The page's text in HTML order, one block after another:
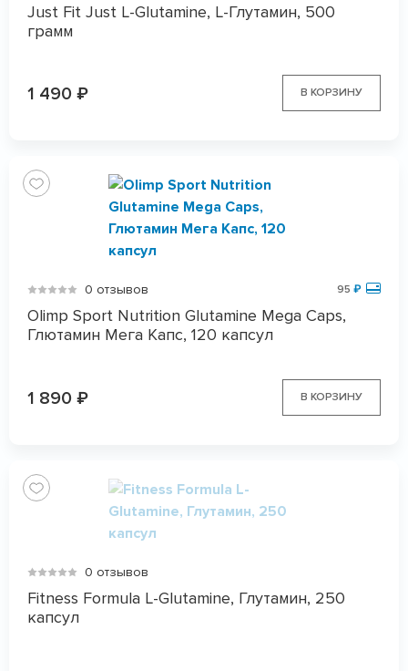
Just Fit Just L-Glutamine, L-Глутамин, 500
грамм
1 490 ₽ В КОРЗИНУ
0 отзывов 95 ₽
Olimp Sport Nutrition Glutamine Mega Caps,
Глютамин Мега Капс, 120 капсул
1 890 ₽ В КОРЗИНУ
0 отзывов
Fitness Formula L-Glutamine, Глутамин, 250
капсул